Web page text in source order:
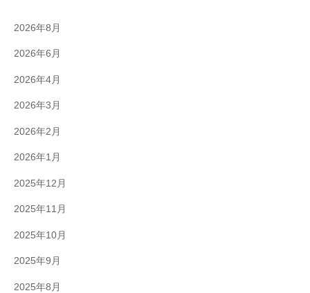
2026年8月
2026年6月
2026年4月
2026年3月
2026年2月
2026年1月
2025年12月
2025年11月
2025年10月
2025年9月
2025年8月